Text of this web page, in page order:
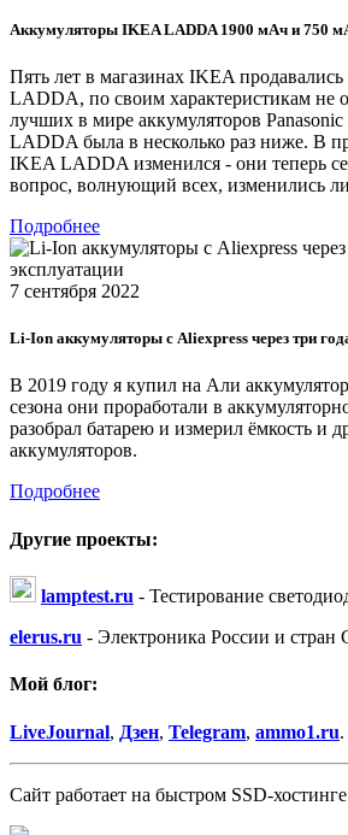
Аккумуляторы IKEA LADDA 1900 мАч и 750
Пять лет в магазинах IKEA
LADDA, по своим характеристикам не
лучших в мире аккумуляторов
LADDA была в несколько раз ниже. В
IKEA LADDA изменился - они теперь
вопрос, волнующий всех, изменились
Подробнее
7 сентября 2022
Li-Ion аккумуляторы с Aliexpress через три
В 2019 году я купил на Али
сезона они проработали в
разобрал батарею и измерил ёмкость и
аккумуляторов.
Подробнее
Другие проекты:
lamptest.ru - Тестирование
elerus.ru - Электроника России и стран
Мой блог:
LiveJournal, Дзен, Telegram, ammo1.ru.
Сайт работает на быстром SSD-хостинге